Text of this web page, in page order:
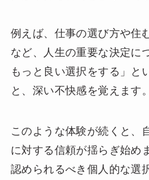
例えば、仕事の選び方や住
など、人生の重要な決定に
もっと良い選択をする」と
と、深い不快感を覚えます。
このような体験が続くと、
に対する信頼が揺らぎ始め
認められるべき個人的な選